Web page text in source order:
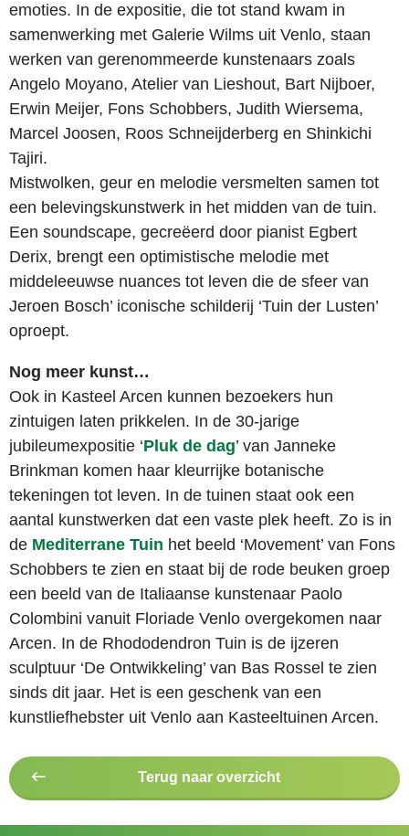
emoties. In de expositie, die tot stand kwam in
samenwerking met Galerie Wilms uit Venlo, staan
werken van gerenommeerde kunstenaars zoals
Angelo Moyano, Atelier van Lieshout, Bart Nijboer,
Erwin Meijer, Fons Schobbers, Judith Wiersema,
Marcel Joosen, Roos Schneijderberg en Shinkichi
Tajiri.
Mistwolken, geur en melodie versmelten samen tot
een belevingskunstwerk in het midden van de tuin.
Een soundscape, gecreëerd door pianist Egbert
Derix, brengt een optimistische melodie met
middeleeuwse nuances tot leven die de sfeer van
Jeroen Bosch’ iconische schilderij ‘Tuin der Lusten’
oproept.
Nog meer kunst…
Ook in Kasteel Arcen kunnen bezoekers hun
zintuigen laten prikkelen. In de 30-jarige
jubileumexpositie ‘Pluk de dag’ van Janneke
Brinkman komen haar kleurrijke botanische
tekeningen tot leven. In de tuinen staat ook een
aantal kunstwerken dat een vaste plek heeft. Zo is in
de Mediterrane Tuin het beeld ‘Movement’ van Fons
Schobbers te zien en staat bij de rode beuken groep
een beeld van de Italiaanse kunstenaar Paolo
Colombini vanuit Floriade Venlo overgekomen naar
Arcen. In de Rhododendron Tuin is de ijzeren
sculptuur ‘De Ontwikkeling’ van Bas Rossel te zien
sinds dit jaar. Het is een geschenk van een
kunstliefhebster uit Venlo aan Kasteeltuinen Arcen.
Terug naar overzicht